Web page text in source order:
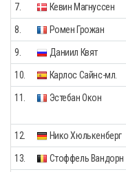
7. Кевин Магнуссен
8. Ромен Грожан
9. Даниил Квят
10. Карлос Сайнс-мл.
11. Эстебан Окон
12. Нико Хюлькенберг
13. Стоффель Вандорн